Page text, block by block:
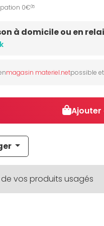
0€05
à domicile ou en
magasin materiel.netpossible
Ajouter
de vos produits usagés